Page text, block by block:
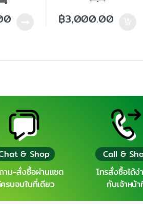
฿3,000.00
& Shop
าม-สั่งซื้อผ่านแชต
รบจบในที่เดียว
Call &
โทรสั่งซื้อได้ง่
กับเจ้าหน้า